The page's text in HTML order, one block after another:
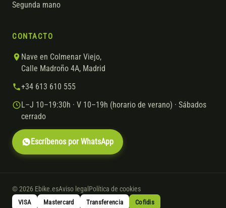
Segunda mano
CONTACTO
Nave en Colmenar Viejo,
Calle Madroño 4A, Madrid
+34 613 610 555
L–J 10–19:30h · V 10–19h (horario de verano) · Sábados
cerrado
Escríbenos por WhatsApp
© 2026 Ebike.esAviso legal Política de cookies
VISA Mastercard Transferencia Cofidis